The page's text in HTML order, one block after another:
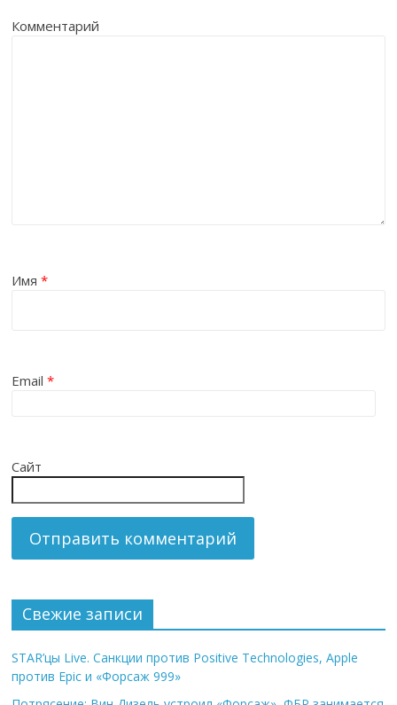
Комментарий
Имя*
Email*
Сайт
Свежие записи
STAR’цы Live. Санкции против Positive Technologies, Apple
против Epic и «Форсаж 999»